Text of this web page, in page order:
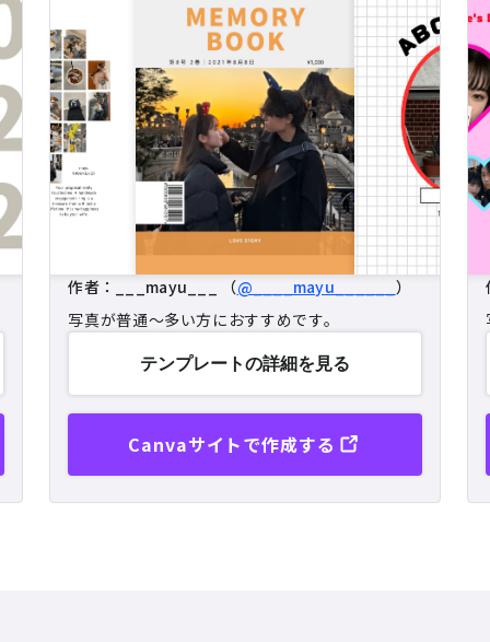
作者：___mayu___ （@____mayu______ ）
写真が普通～多い方におすすめです。
テンプレートの詳細を見る
Canvaサイトで作成する